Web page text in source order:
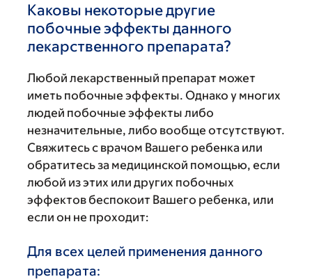
Каковы некоторые другие
побочные эффекты данного
лекарственного препарата?
Любой лекарственный препарат может
иметь побочные эффекты. Однако у многих
людей побочные эффекты либо
незначительные, либо вообще отсутствуют.
Свяжитесь с врачом Вашего ребенка или
обратитесь за медицинской помощью, если
любой из этих или других побочных
эффектов беспокоит Вашего ребенка, или
если он не проходит:
Для всех целей применения данного
препарата: